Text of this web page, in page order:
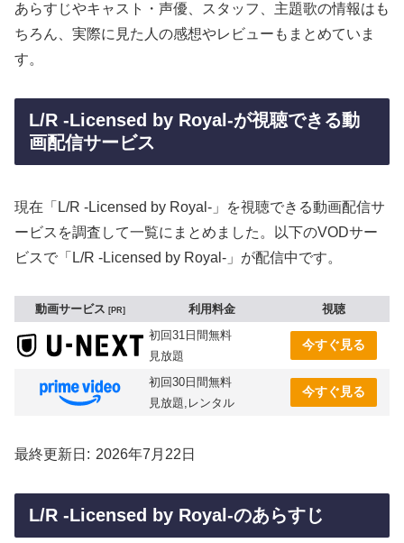
あらすじやキャスト・声優、スタッフ、主題歌の情報はも
ちろん、実際に見た人の感想やレビューもまとめていま
す。
L/R -Licensed by Royal-が視聴できる動
画配信サービス
現在「L/R -Licensed by Royal-」を視聴できる動画配信サ
ービスを調査して一覧にまとめました。以下のVODサー
ビスで「L/R -Licensed by Royal-」が配信中です。
動画サービス PR 利用料金
視聴
初回31日間無料
見放題
今すぐ見る
初回30日間無料
見放題,レンタル
今すぐ見る
最終更新日 2026年7月22日
L/R -Licensed by Royal-のあらすじ